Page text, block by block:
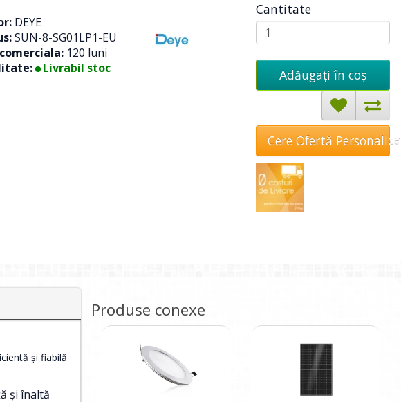
DEYE
SUN-8-SG01LP1-EU
120 luni
Livrabil stoc
Cantitate
Adăugați în coş
Cere Ofertă
și fiabilă
și înaltă
Produse conexe